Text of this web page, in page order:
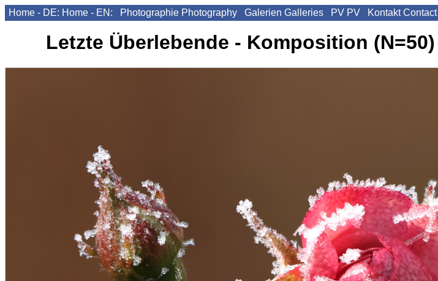
Home - DE: Home - EN: Photographie Photography Galerien Galleries PV PV Kontakt Contact
Letzte Überlebende - Komposition (N=50)